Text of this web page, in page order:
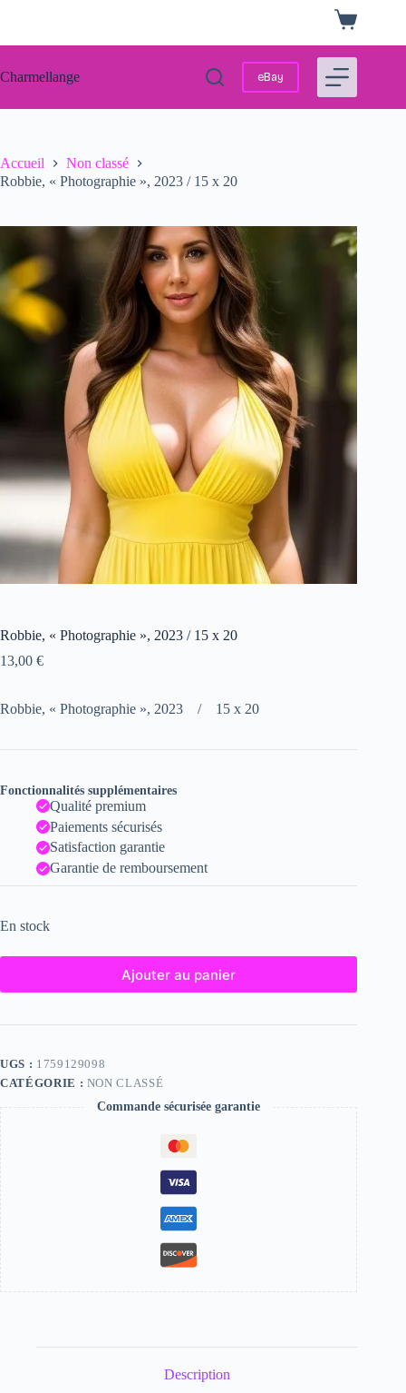
Panier
d’achat
Charmellange eBay
Accueil
Non classé
Robbie, « Photographie », 2023 / 15 x 20
Robbie, « Photographie », 2023 / 15 x 20
13,00 €
Robbie, « Photographie », 2023 / 15 x 20
Fonctionnalités supplémentaires
Qualité premium
Paiements sécurisés
Satisfaction garantie
Garantie de remboursement
En stock
Ajouter au panier
UGS : 1759129098
CATÉGORIE : NON CLASSÉ
Commande sécurisée garantie
Description